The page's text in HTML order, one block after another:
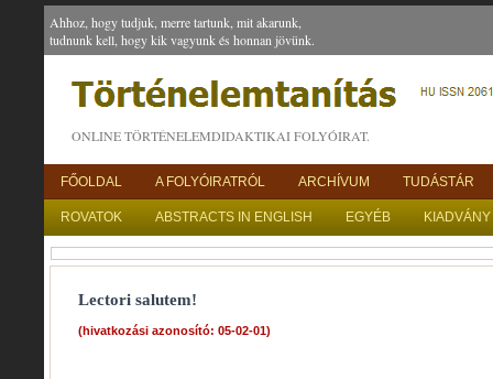
Ahhoz, hogy tudjuk, merre tartunk, mit akarunk,
tudnunk kell, hogy kik vagyunk és honnan jövünk.
ONLINE TÖRTÉNELEMDIDAKTIKAI FOLYÓIRAT.
FŐOLDAL A FOLYÓIRATRÓL ARCHÍVUM TUDÁSTÁR
ROVATOK ABSTRACTS IN ENGLISH EGYÉB
Lectori salutem!
(hivatkozási azonosító: 05-02-01)